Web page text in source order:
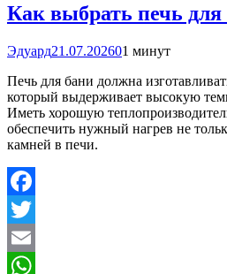
Как выбрать печь для
Эдуард21.07.202601 минут
Печь для бани должна
который выдерживает высокую
Иметь хорошую
обеспечить нужный нагрев не
камней в печи.
Facebook
Twitter
Email